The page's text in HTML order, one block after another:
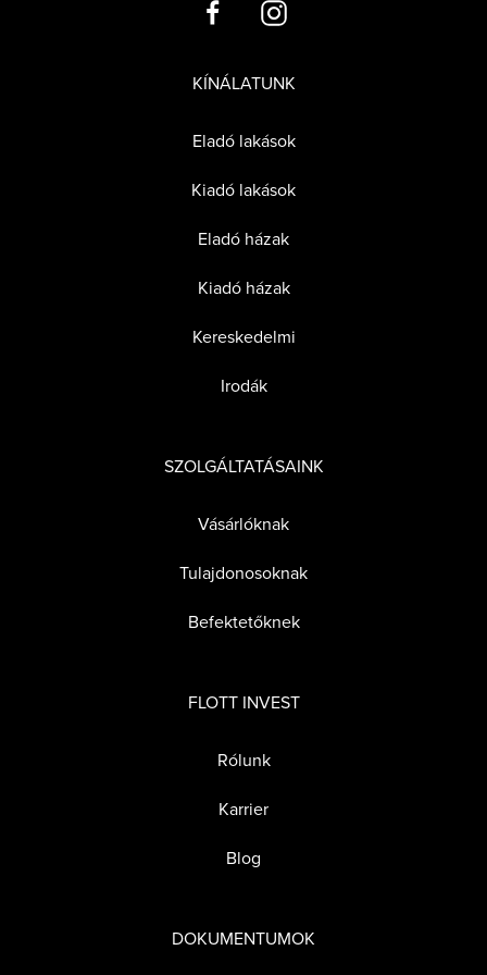
KÍNÁLATUNK
Eladó lakások
Kiadó lakások
Eladó házak
Kiadó házak
Kereskedelmi
Irodák
SZOLGÁLTATÁSAINK
Vásárlóknak
Tulajdonosoknak
Befektetőknek
FLOTT INVEST
Rólunk
Karrier
Blog
DOKUMENTUMOK